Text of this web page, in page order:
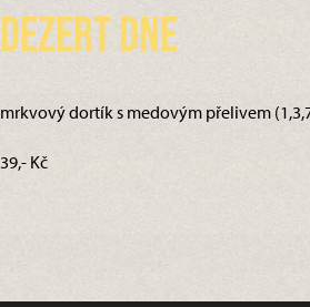
Dezert dne
mrkvový dortík s medovým přelivem
39,- Kč